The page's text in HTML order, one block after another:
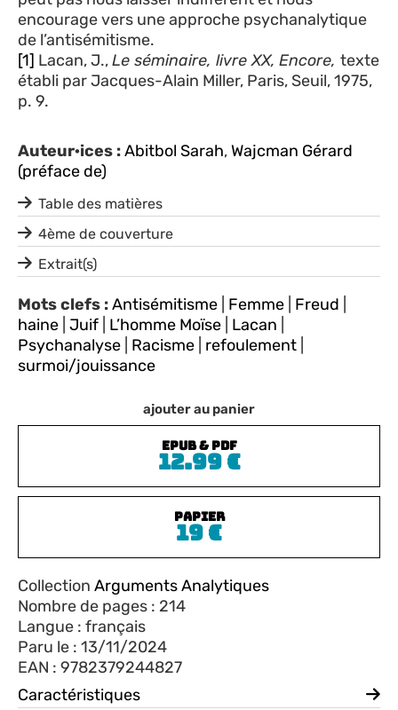
ajouter au panier
ePub & PDF
12.99€
PAPIER
19€
Collection Arguments Analytiques
Nombre de pages : 214
Langue : français
Paru le : 13/11/2024
EAN : 9782379244827
Caractéristiques
encourage vers une approche psychanalytique
de l’antisémitisme.
[1] Lacan, J.,Le séminaire, livre XX, Encore, texte
établi par Jacques-Alain Miller, Paris, Seuil, 1975,
p. 9.
Auteur·ices :Abitbol Sarah, Wajcman Gérard
(préface de)
Table des matières
4ème de couverture
Extrait(s)
Mots clefs :Antisémitisme Femme Freud
haine Juif L’homme Moïse Lacan
Psychanalyse Racisme refoulement
surmoi/jouissance